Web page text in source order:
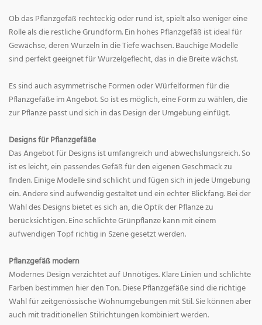
Ob das Pflanzgefäß rechteckig oder rund ist, spielt also weniger eine
Rolle als die restliche Grundform. Ein hohes Pflanzgefäß ist ideal für
Gewächse, deren Wurzeln in die Tiefe wachsen. Bauchige Modelle
sind perfekt geeignet für Wurzelgeflecht, das in die Breite wächst.
Es sind auch asymmetrische Formen oder Würfelformen für die
Pflanzgefäße im Angebot. So ist es möglich, eine Form zu wählen, die
zur Pflanze passt und sich in das Design der Umgebung einfügt.
Designs für Pflanzgefäße
Das Angebot für Designs ist umfangreich und abwechslungsreich. So
ist es leicht, ein passendes Gefäß für den eigenen Geschmack zu
finden. Einige Modelle sind schlicht und fügen sich in jede Umgebung
ein. Andere sind aufwendig gestaltet und ein echter Blickfang. Bei der
Wahl des Designs bietet es sich an, die Optik der Pflanze zu
berücksichtigen. Eine schlichte Grünpflanze kann mit einem
aufwendigen Topf richtig in Szene gesetzt werden.
Pflanzgefäß modern
Modernes Design verzichtet auf Unnötiges. Klare Linien und schlichte
Farben bestimmen hier den Ton. Diese Pflanzgefäße sind die richtige
Wahl für zeitgenössische Wohnumgebungen mit Stil. Sie können aber
auch mit traditionellen Stilrichtungen kombiniert werden.